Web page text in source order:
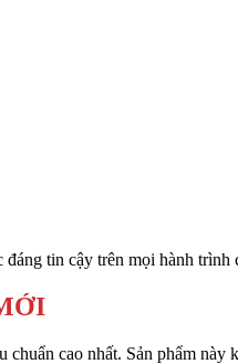
tin cậy trên mọi hành trình
cao nhất. Sản phẩm